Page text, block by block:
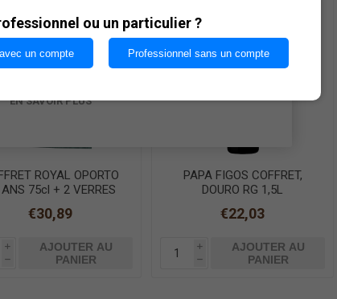
ROYAL OPORTO
75cl + 2 VERRES
€30,89
i
h
AJOUTER AU
PANIER
PAPA FIGOS COFFRET,
DOURO RG 1,5L
€22,03
i
h
AJOUTER AU
PANIER
OK
EN SAVOIR PLUS
ou un particulier ?
un compte Professionnel sans un compte